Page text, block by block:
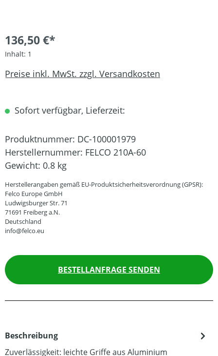
136,50 €*
Inhalt: 1
Preise inkl. MwSt. zzgl. Versandkosten
Sofort verfügbar, Lieferzeit:
Produktnummer: DC-100001979
Herstellernummer: FELCO 210A-60
Gewicht: 0.8 kg
Herstellerangaben gemäß EU-Produktsicherheitsverordnung (GPSR):
Felco Europe GmbH
Ludwigsburger Str. 71
71691 Freiberg a.N.
Deutschland
info@felco.eu
BESTELLANFRAGE SENDEN
Beschreibung
Zuverlässigkeit: leichte Griffe aus Aluminium